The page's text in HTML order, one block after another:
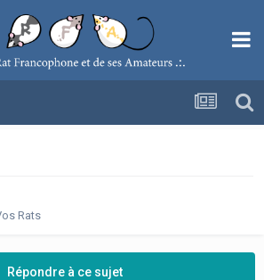
Rats
Répondre à ce sujet